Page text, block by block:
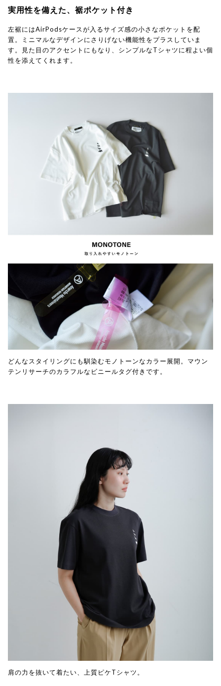
実用性を備えた、裾ポケット付き
左裾にはAirPodsケースが入るサイズ感の小さなポケットを配
置。ミニマルなデザインにさりげない機能性をプラスしていま
す。見た目のアクセントにもなり、シンプルなTシャツに程よい個
性を添えてくれます。
どんなスタイリングにも馴染むモノトーンなカラー展開。マウン
テンリサーチのカラフルなビニールタグ付きです。
肩の力を抜いて着たい、上質ピケTシャツ。